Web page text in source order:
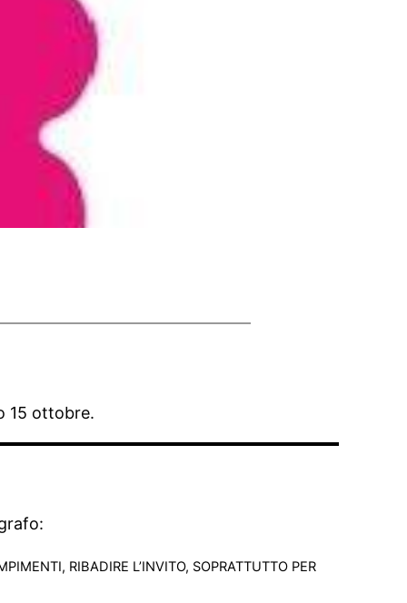
15 ottobre.
RIBADIRE L’INVITO, SOPRATTUTTO PER